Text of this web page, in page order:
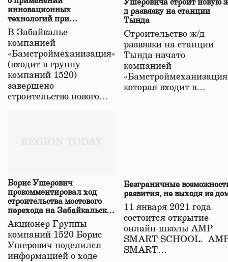
инновационных
технологий при
строительстве нового моста
в Забайкалье
В Забайкалье
компанией
«Бамстроймеханизация»
(входит в группу
компаний 1520)
завершено
строительство нового…
Ушеровича строит новую
д развязку на станции
Тында
Строительство ж/д
развязки на станции
Тында начато
компанией
которая входит в…
Борис Ушерович
прокомментировал ход
строительства мостового
перехода на Забайкальской
железной дороге
Акционер Группы
компаний 1520 Борис
Ушерович поделился
информацией о ходе
Безграничные
развития, не выходя из
11 января 2021 года
состоится открытие
онлайн-школы АМР
SMART SCHOOL.
SMART…